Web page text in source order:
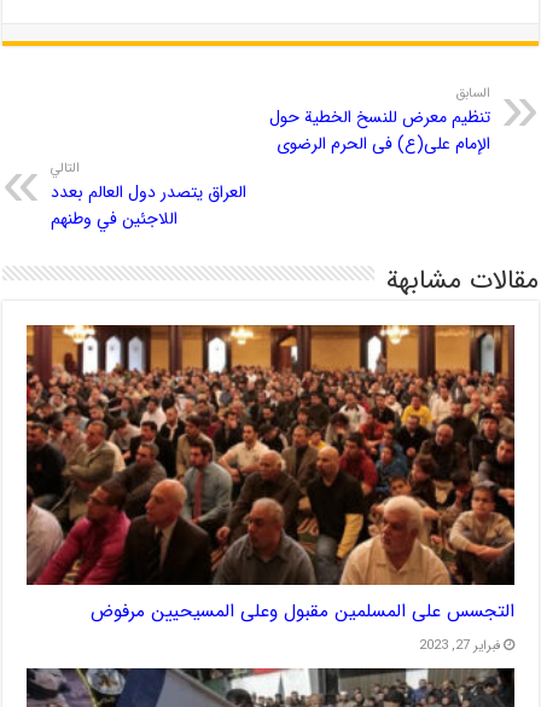
السابق
تنظیم معرض للنسخ الخطیة حول
الإمام علی(ع) فی الحرم الرضوی
التالي
العراق يتصدر دول العالم بعدد
اللاجئين في وطنهم
مقالات مشابهة
التجسس على المسلمين مقبول وعلى المسيحيين مرفوض
فبراير 27, 2023